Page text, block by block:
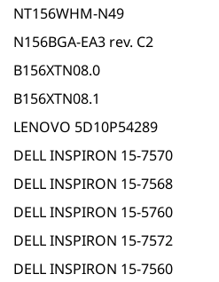
NT156WHM-N49
N156BGA-EA3 rev. C2
B156XTN08.0
B156XTN08.1
LENOVO 5D10P54289
DELL INSPIRON 15-7570
DELL INSPIRON 15-7568
DELL INSPIRON 15-5760
DELL INSPIRON 15-7572
DELL INSPIRON 15-7560